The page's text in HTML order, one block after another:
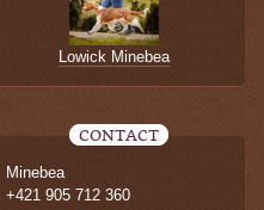
Lowick Minebea
CONTACT
Minebea
+421 905 712 360